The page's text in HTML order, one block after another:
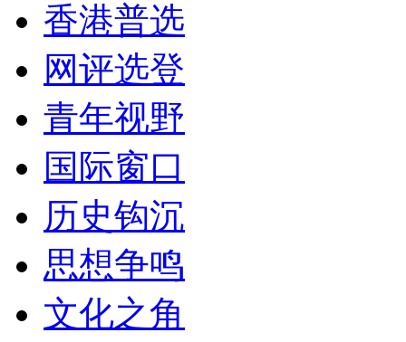
香港普选
网评选登
青年视野
国际窗口
历史钩沉
思想争鸣
文化之角